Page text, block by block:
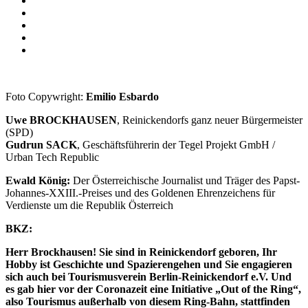
Foto Copywright: Emilio Esbardo
Uwe BROCKHAUSEN, Reinickendorfs ganz neuer Bürgermeister
(SPD)
Gudrun SACK, Geschäftsführerin der Tegel Projekt GmbH /
Urban Tech Republic
Ewald König: Der Österreichische Journalist und Träger des Papst-
Johannes-XXIII.-Preises und des Goldenen Ehrenzeichens für
Verdienste um die Republik Österreich
BKZ:
Herr Brockhausen! Sie sind in Reinickendorf geboren, Ihr
Hobby ist Geschichte und Spazierengehen und Sie engagieren
sich auch bei Tourismusverein Berlin-Reinickendorf e.V. Und
es gab hier vor der Coronazeit eine Initiative „Out of the Ring“,
also Tourismus außerhalb von diesem Ring-Bahn, stattfinden